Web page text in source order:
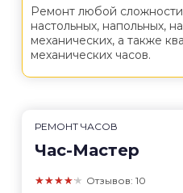
Ремонт любой
настольных, напольных,
механических, а также
механических часов.
РЕМОНТ ЧАСОВ
Час-Мастер
★★★★★ Отзывов: 10